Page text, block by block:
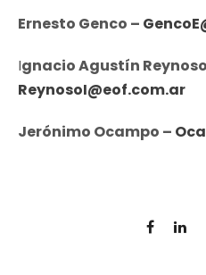
Ernesto Genco –
Ignacio Agustín
ReynosoI@eof.com.ar
Jerónimo Ocampo –